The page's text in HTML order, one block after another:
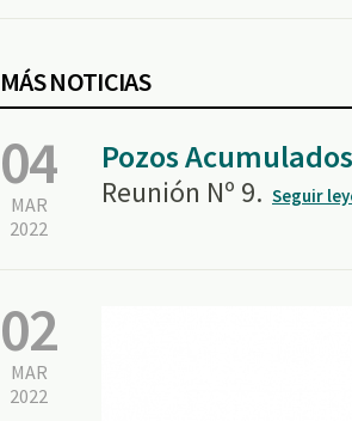
MÁS NOTICIAS
04
MAR
2022
Pozos
Reunión Nº 9. Seguir
02
MAR
2022